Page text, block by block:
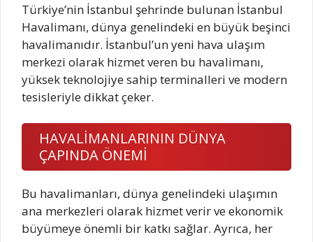
Türkiye’nin İstanbul şehrinde bulunan İstanbul
Havalimanı, dünya genelindeki en büyük beşinci
havalimanıdır. İstanbul’un yeni hava ulaşım
merkezi olarak hizmet veren bu havalimanı,
yüksek teknolojiye sahip terminalleri ve modern
tesisleriyle dikkat çeker.
HAVALİMANLARININ DÜNYA
ÇAPINDA ÖNEMİ
Bu havalimanları, dünya genelindeki ulaşımın
ana merkezleri olarak hizmet verir ve ekonomik
büyümeye önemli bir katkı sağlar. Ayrıca, her